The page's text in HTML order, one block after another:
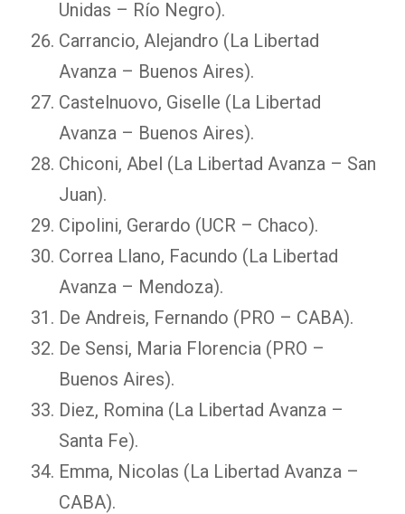
Unidas – Río Negro).
Carrancio, Alejandro (La Libertad
Avanza – Buenos Aires).
Castelnuovo, Giselle (La Libertad
Avanza – Buenos Aires).
Chiconi, Abel (La Libertad Avanza – San
Juan).
Cipolini, Gerardo (UCR – Chaco).
Correa Llano, Facundo (La Libertad
Avanza – Mendoza).
De Andreis, Fernando (PRO – CABA).
De Sensi, Maria Florencia (PRO –
Buenos Aires).
Diez, Romina (La Libertad Avanza –
Santa Fe).
Emma, Nicolas (La Libertad Avanza –
CABA).